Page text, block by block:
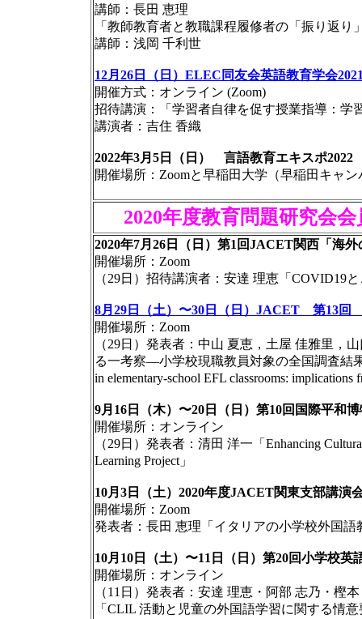
講師：長田 恵理
「教師教育者と教職課程履修者の「振り返り
講師：浅岡 千利世
12月26日（日）ELEC同友会英語教育学会
開催方式：オンライン (Zoom)
招待講演：「学習者自律を促す授業指導：学
講演者：吉住 香織
2022年3月5日（日） 言語教育エキスポ2022
開催場所：Zoomと早稲田大学（早稲田キャン
2020年度教育問題研究会
2020年7月26日（日）第1回JACET関西「海
開催場所：Zoom
（29日）招待講演者：安達 理恵「COVID19
8月29日（土）〜30日（日）JACET 第13回
開催場所：Zoom
（29日）発表者：中山 夏恵，土屋 佳雅里，
る一考察―小学校現職教員対象の全国調査結
in elementary-school EFL classrooms: implications
9月16日（木）〜20日（日）第10回国際平和
開催場所：オンライン
（29日）発表者：清田 洋一「Enhancing
Learning Project」
10月3日（土）2020年度JACET関東支部講演
開催場所：Zoom
発表者：長田 恵理「イタリアの小学校外国
10月10日（土）〜11日（日）第20回小学校
開催場所：オンライン
（11日）発表者：安達 理恵・阿部 志乃・樫
「CLIL 活動と児童の外国語学習に関する情